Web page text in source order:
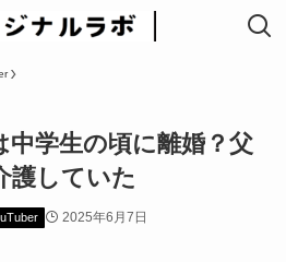
中学生の頃に離婚？父
護していた
2025年6月7日